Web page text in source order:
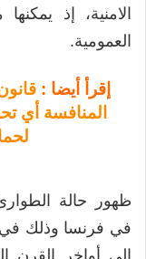
الامنية، إذ
العمومية.
إقرأ أيضا :
المنافسة أي
ظهور حالة
إلى أواخر القرن